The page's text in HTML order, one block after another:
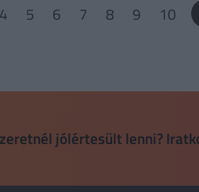
4 5 6 7 8 9 10
jólértesült lenni?